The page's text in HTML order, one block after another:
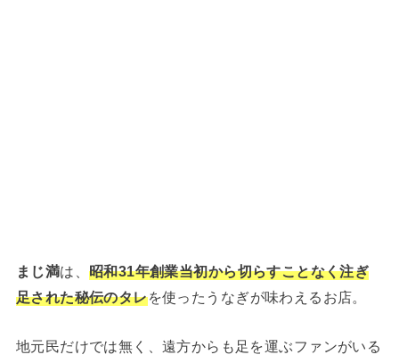
まじ満は、 昭和31年創業当初から切らすことなく注ぎ
足された秘伝のタレを使ったうなぎが味わえるお店。
地元民だけでは無く、遠方からも足を運ぶファンがいる